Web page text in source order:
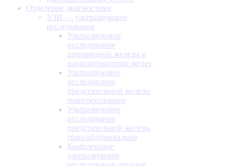
Отделение диагностики
УЗИ — ультразвуковое
исследование
Ультразвуковое
исследование
щитовидной железы и
паращитовидных желез
Ультразвуковое
исследование
предстательной железы
трансректальное
Ультразвуковое
исследование
предстательной железы
трансабдоминально
Комплексное
ультразвуковое